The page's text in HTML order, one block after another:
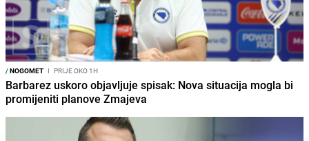
/NOGOMET I PRIJE OKO 1H
Barbarez uskoro objavljuje spisak: Nova situacija mogla bi
promijeniti planove Zmajeva